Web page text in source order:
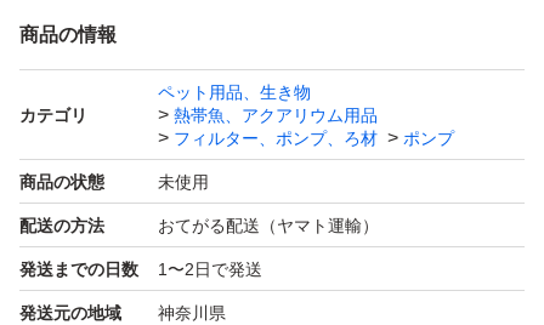
エアーコック位置、角度は多少のバラツキあります（写真
字あります。
塩ビ管 外径 18mm エアーコック部は内径4mmのソフトチ
ューブ（エアーホース）で接続可能です。
エアーコックはネジ締めしています。 キャップと共に接
着はしていません（気になる場合は接着してください）。
他の分岐数をご希望の場合は質問欄から要望ください。
商品の情報
カテゴリ
ペット用品、生き物
熱帯魚、アクアリウム用品
フィルター、ポンプ、ろ材
ポンプ
商品の状態 未使用
配送の方法 おてがる配送（ヤマト運輸）
発送までの日数 1〜2日で発送
発送元の地域 神奈川県